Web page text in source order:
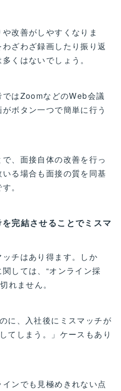
改善がしやすくなりま
ざわざ録画したり振り返
くはないでしょう。
はZoomなどのWeb会議
ボタン一つで簡単に行う
、面接自体の改善を行っ
る場合も面接の質を同基
。
完結させることでミスマ
チはあり得ます。しか
しては、“オンライン採
れません。
に、入社後にミスマッチが
てしまう。」ケースもあり
ンでも見極めきれない点